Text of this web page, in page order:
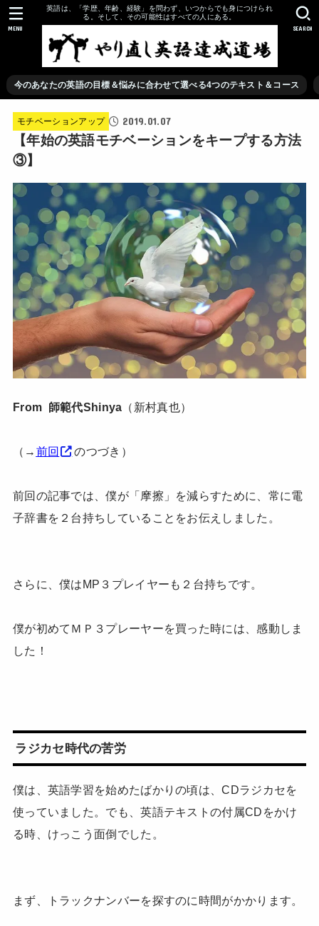
英語は、「学歴、年齢、経験」を問わず、いつからでも身につけられ
る。そして、その可能性はすべての人にある。
今のあなたの英語の目標＆悩みに合わせて選べる4つのテキスト＆コース
SEARCH
MENU
モチベーションアップ 2019.01.07
【年始の英語モチベーションをキープする方法
③】
From 師範代Shinya （新村真也）
（→ 前回 のつづき）
前回の記事では、僕が「摩擦」を減らすために、常に電
子辞書を２台持ちしていることをお伝えしました。
さらに、僕はMP３プレイヤーも２台持ちです。
僕が初めてＭＰ３プレーヤーを買った時には、感動しま
した！
ラジカセ時代の苦労
僕は、英語学習を始めたばかりの頃は、CDラジカセを
使っていました。でも、英語テキストの付属CDをかけ
る時、けっこう面倒でした。
まず、トラックナンバーを探すのに時間がかかります。